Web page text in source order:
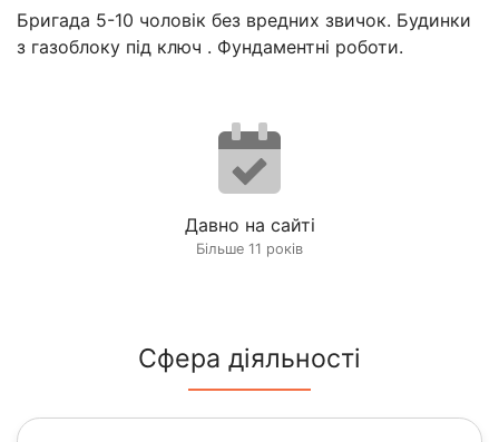
Бригада 5-10 чоловік без вредних звичок. Будинки
з газоблоку під ключ . Фундаментні роботи.
Давно на сайті
Більше 11 років
Сфера діяльності